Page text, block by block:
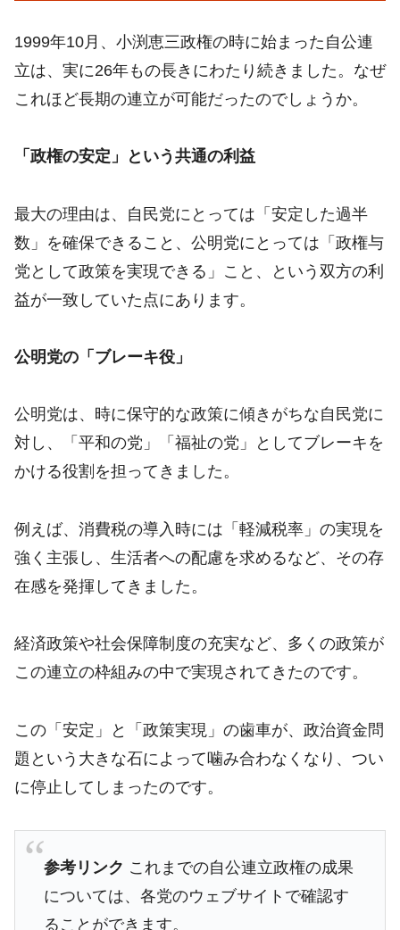
1999年10月、小渕恵三政権の時に始まった自公連
立は、実に26年もの長きにわたり続きました。なぜ
これほど長期の連立が可能だったのでしょうか。
「政権の安定」という共通の利益
最大の理由は、自民党にとっては「安定した過半
数」を確保できること、公明党にとっては「政権与
党として政策を実現できる」こと、という双方の利
益が一致していた点にあります。
公明党の「ブレーキ役」
公明党は、時に保守的な政策に傾きがちな自民党に
対し、「平和の党」「福祉の党」としてブレーキを
かける役割を担ってきました。
例えば、消費税の導入時には「軽減税率」の実現を
強く主張し、生活者への配慮を求めるなど、その存
在感を発揮してきました。
経済政策や社会保障制度の充実など、多くの政策が
この連立の枠組みの中で実現されてきたのです。
この「安定」と「政策実現」の歯車が、政治資金問
題という大きな石によって噛み合わなくなり、つい
に停止してしまったのです。
参考リンク これまでの自公連立政権の成果
については、各党のウェブサイトで確認す
ることができます。